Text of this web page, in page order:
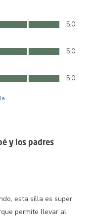
5.0
5.0
5.0
y los padres
esta silla es super
permite llevar al